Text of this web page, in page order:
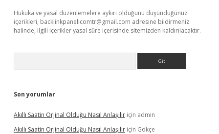
Hukuka ve yasal düzenlemelere aykırı olduğunu düşündüğünüz
içerikleri, backlinkpanelicomtr@gmail.com adresine bildirmeniz
halinde, ilgili içerikler yasal süre içerisinde sitemizden kaldırılacaktır.
Son yorumlar
Akıllı Saatin Orjinal Olduğu Nasıl Anlaşılır için admin
Akıllı Saatin Orjinal Olduğu Nasıl Anlaşılır için Gökçe